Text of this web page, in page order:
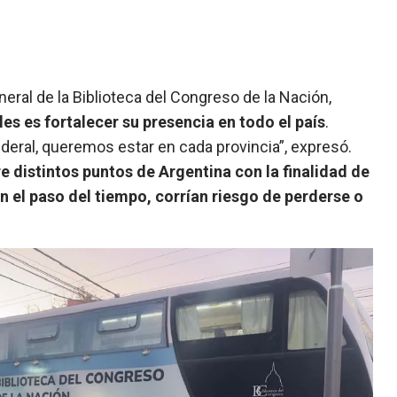
de la Biblioteca del Congreso de la Nación,
es fortalecer su presencia en todo el país.
queremos estar en cada provincia”, expresó.
distintos puntos de Argentina con la finalidad de
el paso del tiempo, corrían riesgo de perderse o